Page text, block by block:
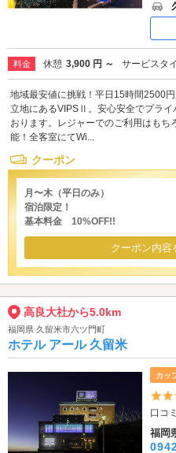
料金 休憩 3,900 円 ～ サービスタ
地域最安値に挑戦！平日15時間2500
立地にあるVIPSⅡ。安心安全でプライ
おります。レジャーでのご利用はも
能！全客室にてWi...
クーポン
月〜木（平日のみ）
宿泊限定！
基本料金 10%OFF!!
クーポン内容
高良大社から5.0km
福岡県 久留米市六ツ門町
ホテル アール 久留米
カッ
口コ
福岡